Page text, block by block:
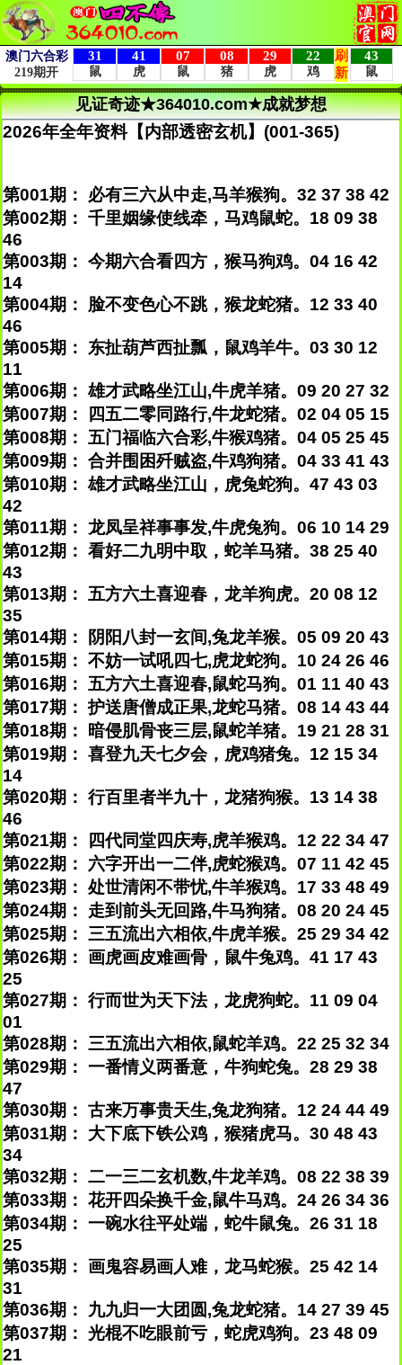
见证奇迹★364010.com★成就梦想
2026年全年资料【内部透密玄机】(001-365)
第001期： 必有三六从中走,马羊猴狗。32 37 38 42
第002期： 千里姻缘使线牵，马鸡鼠蛇。18 09 38
46
第003期： 今期六合看四方，猴马狗鸡。04 16 42
14
第004期： 脸不变色心不跳，猴龙蛇猪。12 33 40
46
第005期： 东扯葫芦西扯瓢，鼠鸡羊牛。03 30 12
11
第006期： 雄才武略坐江山,牛虎羊猪。09 20 27 32
第007期： 四五二零同路行,牛龙蛇猪。02 04 05 15
第008期： 五门福临六合彩,牛猴鸡猪。04 05 25 45
第009期： 合并围困歼贼盗,牛鸡狗猪。04 33 41 43
第010期： 雄才武略坐江山，虎兔蛇狗。47 43 03
42
第011期： 龙凤呈祥事事发,牛虎兔狗。06 10 14 29
第012期： 看好二九明中取，蛇羊马猪。38 25 40
43
第013期： 五方六土喜迎春，龙羊狗虎。20 08 12
35
第014期： 阴阳八封一玄间,兔龙羊猴。05 09 20 43
第015期： 不妨一试吼四七,虎龙蛇狗。10 24 26 46
第016期： 五方六土喜迎春,鼠蛇马狗。01 11 40 43
第017期： 护送唐僧成正果,龙蛇马猪。08 14 43 44
第018期： 暗侵肌骨丧三层,鼠蛇羊猪。19 21 28 31
第019期： 喜登九天七夕会，虎鸡猪兔。12 15 34
14
第020期： 行百里者半九十，龙猪狗猴。13 14 38
46
第021期： 四代同堂四庆寿,虎羊猴鸡。12 22 34 47
第022期： 六字开出一二伴,虎蛇猴鸡。07 11 42 45
第023期： 处世清闲不带忧,牛羊猴鸡。17 33 48 49
第024期： 走到前头无回路,牛马狗猪。08 20 24 45
第025期： 三五流出六相依,牛虎羊猴。25 29 34 42
第026期： 画虎画皮难画骨，鼠牛兔鸡。41 17 43
25
第027期： 行而世为天下法，龙虎狗蛇。11 09 04
01
第028期： 三五流出六相依,鼠蛇羊鸡。22 25 32 34
第029期： 一番情义两番意，牛狗蛇兔。28 29 38
47
第030期： 古来万事贵天生,兔龙狗猪。12 24 44 49
第031期： 大下底下铁公鸡，猴猪虎马。30 48 43
34
第032期： 二一三二玄机数,牛龙羊鸡。08 22 38 39
第033期： 花开四朵换千金,鼠牛马鸡。24 26 34 36
第034期： 一碗水往平处端，蛇牛鼠兔。26 31 18
25
第035期： 画鬼容易画人难，龙马蛇猴。25 42 14
31
第036期： 九九归一大团圆,兔龙蛇猪。14 27 39 45
第037期： 光棍不吃眼前亏，蛇虎鸡狗。23 48 09
21